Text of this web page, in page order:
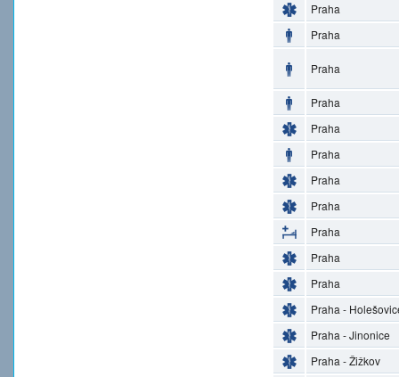
Praha
Praha
Praha
Praha
Praha
Praha
Praha
Praha
Praha
Praha
Praha
Praha -
Praha - Jinonice
Praha - Žižkov